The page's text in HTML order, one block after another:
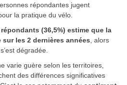
répondantes jugent
la pratique du vélo.
(36,5%) estime que la
les 2 dernières années , alors
dégradée.
varie guère selon les territoires,
des différences significatives